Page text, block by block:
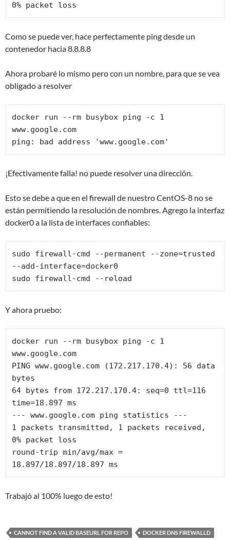
0% packet loss
Como se puede ver, hace perfectamente ping desde un
contenedor hacia 8.8.8.8
Ahora probaré lo mismo pero con un nombre, para que se vea
obligado a resolver
docker run --rm busybox ping -c 1
www.google.com
ping: bad address 'www.google.com'
¡Efectivamente falla! no puede resolver una dirección.
Esto se debe a que en el firewall de nuestro CentOS-8 no se
están permitiendo la resolución de nombres. Agrego la interfaz
docker0 a la lista de interfaces confiables:
sudo firewall-cmd --permanent --zone=trusted
--add-interface=docker0
sudo firewall-cmd --reload
Y ahora pruebo:
docker run --rm busybox ping -c 1
www.google.com
PING www.google.com (172.217.170.4): 56 data
bytes
64 bytes from 172.217.170.4: seq=0 ttl=116
time=18.897 ms
--- www.google.com ping statistics ---
1 packets transmitted, 1 packets received,
0% packet loss
round-trip min/avg/max =
18.897/18.897/18.897 ms
Trabajó al 100% luego de esto!
CANNOT FIND A VALID BASEURL FOR REPO
DOCKER DNS FIREWALLD